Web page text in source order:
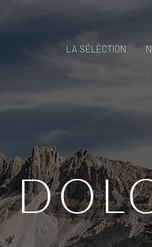
LA SÉLÉCTION